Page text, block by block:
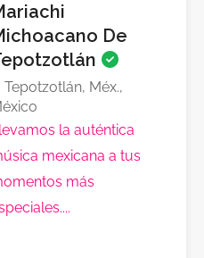
De
Tepotzotlán, Méx.,
la auténtica
mexicana a tus
más